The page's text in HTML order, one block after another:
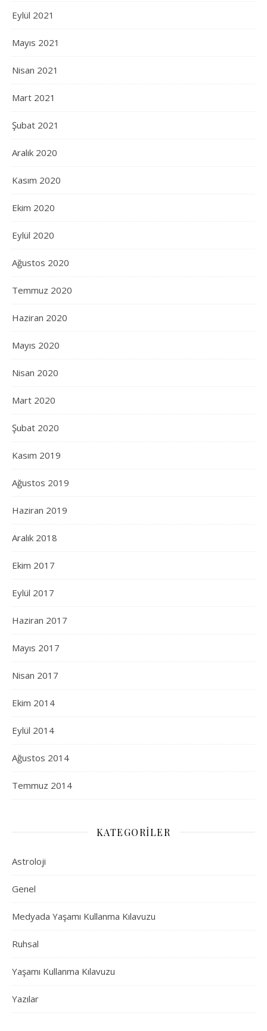
Eylül 2021
Mayıs 2021
Nisan 2021
Mart 2021
Şubat 2021
Aralık 2020
Kasım 2020
Ekim 2020
Eylül 2020
Ağustos 2020
Temmuz 2020
Haziran 2020
Mayıs 2020
Nisan 2020
Mart 2020
Şubat 2020
Kasım 2019
Ağustos 2019
Haziran 2019
Aralık 2018
Ekim 2017
Eylül 2017
Haziran 2017
Mayıs 2017
Nisan 2017
Ekim 2014
Eylül 2014
Ağustos 2014
Temmuz 2014
KATEGORILER
Astroloji
Genel
Medyada Yaşamı Kullanma Kılavuzu
Ruhsal
Yaşamı Kullanma Kılavuzu
Yazılar